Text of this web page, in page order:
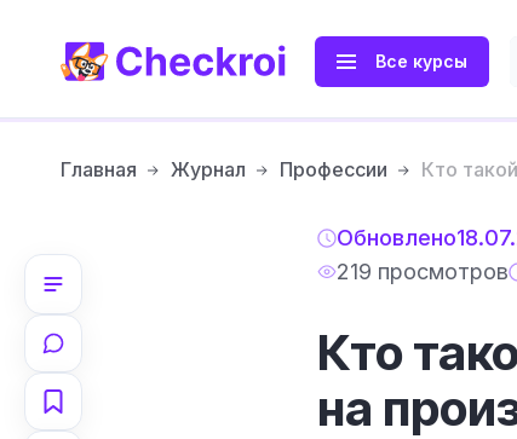
Все курсы
Главная Журнал Профессии Кто
Обновлено
219 просмотров
Кто
на